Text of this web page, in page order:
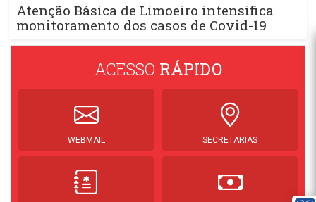
Atenção Básica de Limoeiro intensifica
monitoramento dos casos de Covid-19
ACESSO RÁPIDO
WEBMAIL SECRETARIAS